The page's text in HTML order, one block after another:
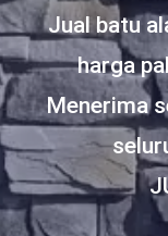
Jual batu
harga
Menerima